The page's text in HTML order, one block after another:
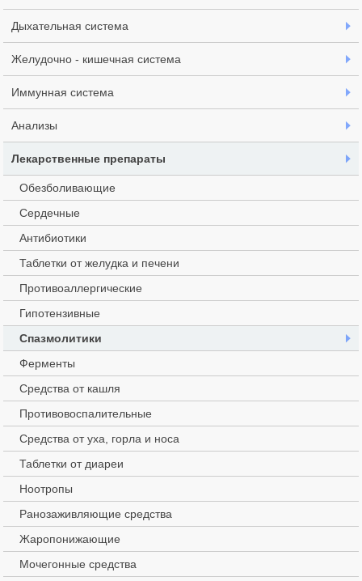
Дыхательная система
Желудочно - кишечная система
Иммунная система
Анализы
Лекарственные препараты
Обезболивающие
Сердечные
Антибиотики
Таблетки от желудка и печени
Противоаллергические
Гипотензивные
Спазмолитики
Ферменты
Средства от кашля
Противовоспалительные
Средства от уха, горла и носа
Таблетки от диареи
Ноотропы
Ранозаживляющие средства
Жаропонижающие
Мочегонные средства